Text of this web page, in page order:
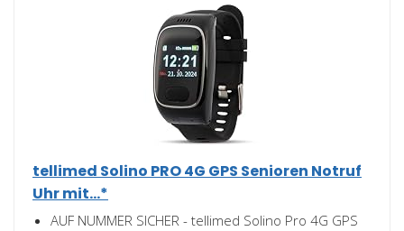
tellimed Solino PRO 4G GPS Senioren Notruf
Uhr mit...*
AUF NUMMER SICHER - tellimed Solino Pro 4G GPS